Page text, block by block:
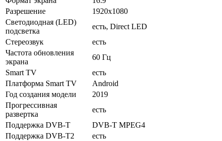
Разрешение
1920x1080
Светодиодная (LED)
подсветка
есть, Direct LED
Стереозвук
есть
Частота обновления
экрана
60 Гц
Smart TV
есть
Платформа Smart TV
Android
Год создания модели
2019
Прогрессивная
развертка
есть
Поддержка DVB-T
DVB-T MPEG4
Поддержка DVB-T2
есть